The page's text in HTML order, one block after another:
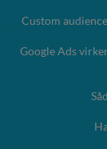
Custom
Google Ads